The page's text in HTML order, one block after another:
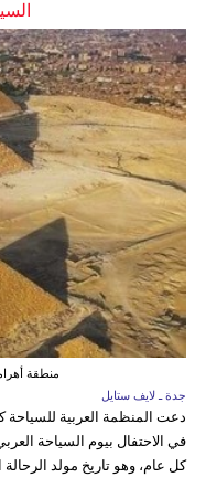
منطقة
جدة ـ لايف ستايل
دعت المنظمة العربية للسياحة
كل عام، وهو تاريخ مولد